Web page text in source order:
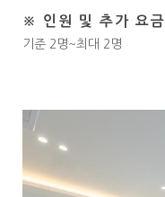
※ 인원 및 추가 요금
기준 2명~최대 2명